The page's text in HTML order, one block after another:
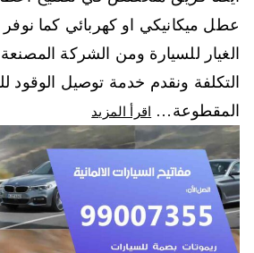
عطل ميكانيكي او كهربائي كما
الغيار للسيارة ومن الشركة
التكلفة ونقدم خدمة توصيل الوقود
المقطوعة…
اقرأ المزيد